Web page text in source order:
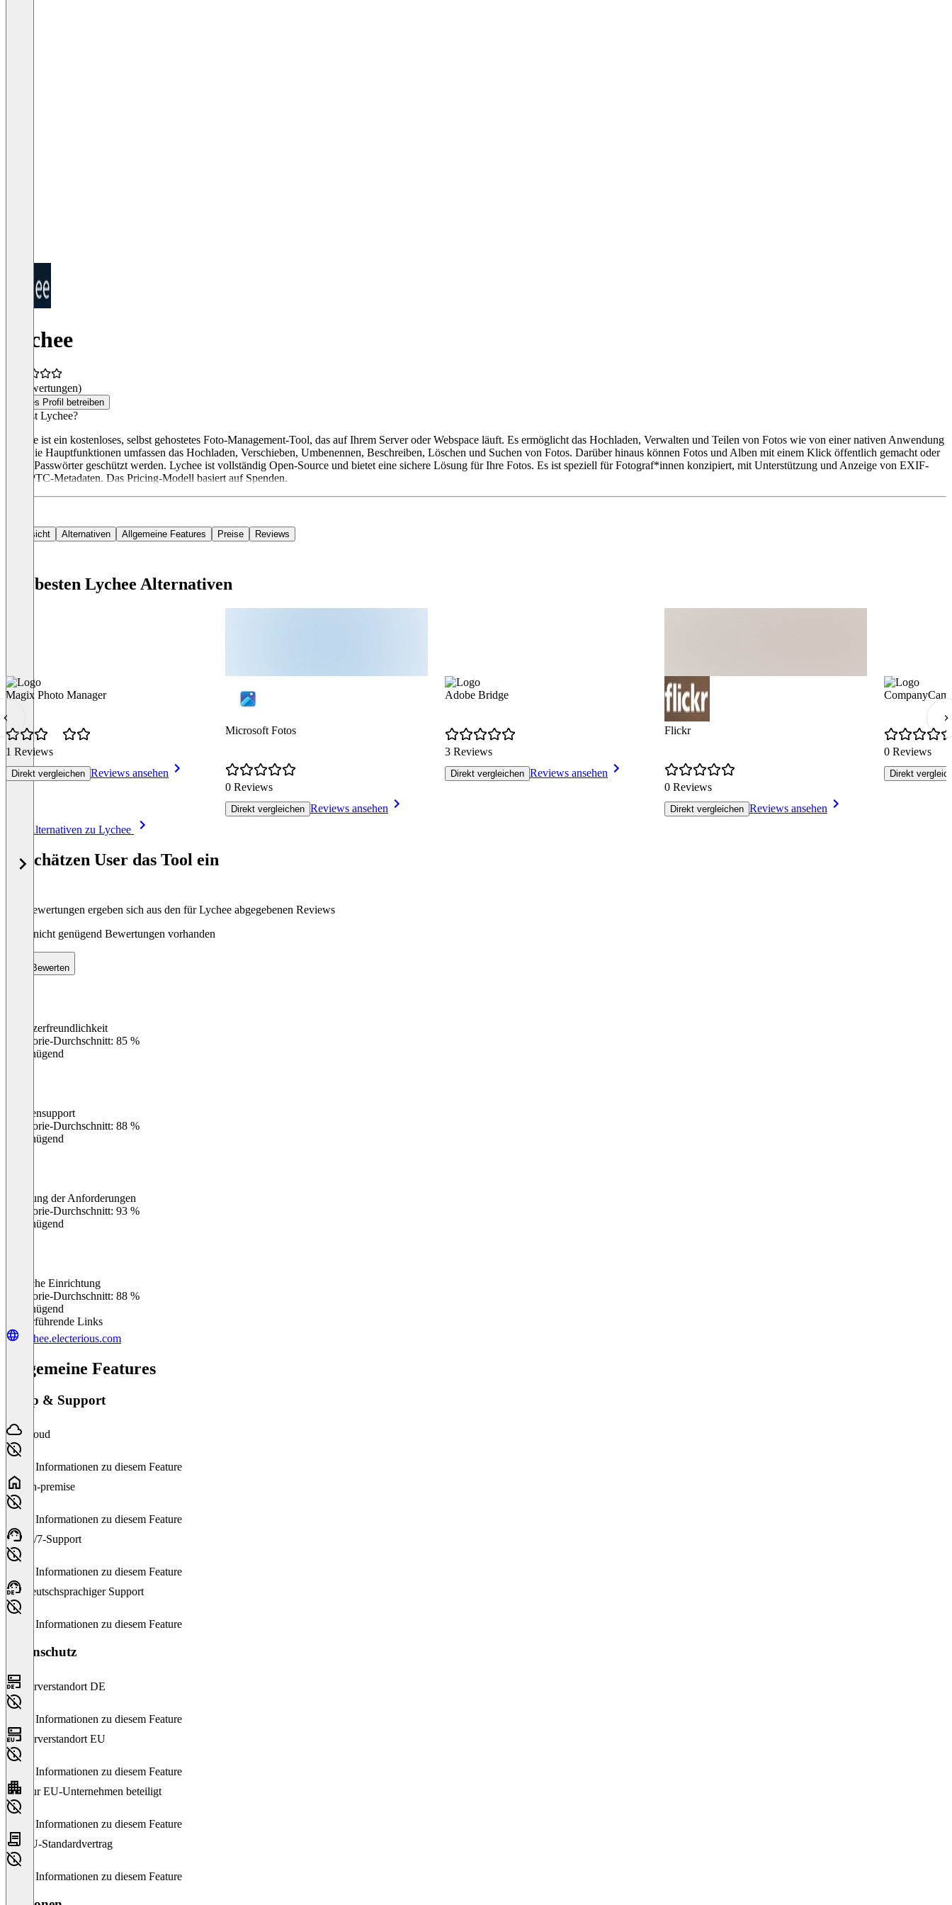
Lychee
(0 Bewertungen)
Dieses Profil betreiben
Was ist Lychee?
Lychee ist ein kostenloses, selbst gehostetes Foto-Management-Tool, das auf Ihrem Server oder Webspace läuft. Es ermöglicht das Hochladen, Verwalten und Teilen von Fotos wie von einer nativen Anwendung
aus. Die Hauptfunktionen umfassen das Hochladen, Verschieben, Umbenennen, Beschreiben, Löschen und Suchen von Fotos. Darüber hinaus können Fotos und Alben mit einem Klick öffentlich gemacht oder
durch Passwörter geschützt werden. Lychee ist vollständig Open-Source und bietet eine sichere Lösung für Ihre Fotos. Es ist speziell für Fotograf*innen konzipiert, mit Unterstützung und Anzeige von EXIF-
und IPTC-Metadaten. Das Pricing-Modell basiert auf Spenden.
Übersicht Alternativen Allgemeine Features Preise Reviews
Die besten Lychee Alternativen
Magix Photo Manager
1 Reviews
Direkt vergleichen Reviews ansehen
Microsoft Fotos
0 Reviews
Direkt vergleichen Reviews ansehen
Adobe Bridge
3 Reviews
Direkt vergleichen Reviews ansehen
Flickr
0 Reviews
Direkt vergleichen Reviews ansehen
CompanyCam
0 Reviews
Direkt
Alle Alternativen zu Lychee
So schätzen User das Tool ein
Die Bewertungen ergeben sich aus den für Lychee abgegebenen Reviews
Noch nicht genügend Bewertungen vorhanden
Bewerten
Benutzerfreundlichkeit
Kategorie-Durchschnitt: 85 %
Ungenügend
Kundensupport
Kategorie-Durchschnitt: 88 %
Ungenügend
Erfüllung der Anforderungen
Kategorie-Durchschnitt: 93 %
Ungenügend
Einfache Einrichtung
Kategorie-Durchschnitt: 88 %
Ungenügend
Weiterführende Links
lychee.electerious.com
Allgemeine Features
Setup & Support
Cloud
Keine Informationen zu diesem Feature
On-premise
Keine Informationen zu diesem Feature
24/7-Support
Keine Informationen zu diesem Feature
Deutschsprachiger Support
Keine Informationen zu diesem Feature
Datenschutz
Serverstandort DE
Keine Informationen zu diesem Feature
Serverstandort EU
Keine Informationen zu diesem Feature
Nur EU-Unternehmen beteiligt
Keine Informationen zu diesem Feature
EU-Standardvertrag
Keine Informationen zu diesem Feature